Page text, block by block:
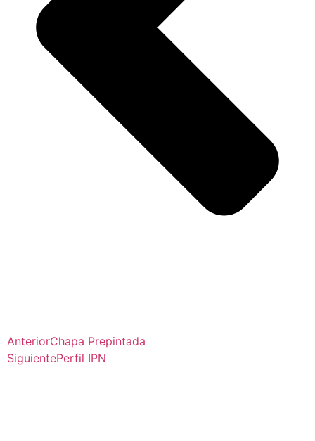
AnteriorChapa Prepintada
SiguientePerfil IPN